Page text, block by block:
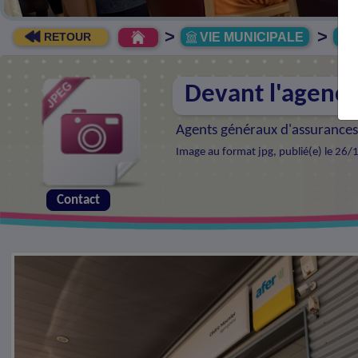
RETOUR > VIE MUNICIPALE >
Devant l'agence
Agents généraux
Image au format jpg, publié(e) le 26/
Contact